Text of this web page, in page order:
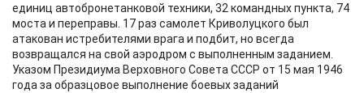
единиц автобронетанковой техники, 32 командных пункта, 74
моста и переправы. 17 раз самолет Криволуцкого был
атакован истребителями врага и подбит, но всегда
возвращался на свой аэродром с выполненным заданием.
Указом Президиума Верховного Совета СССР от 15 мая 1946
года за образцовое выполнение боевых заданий